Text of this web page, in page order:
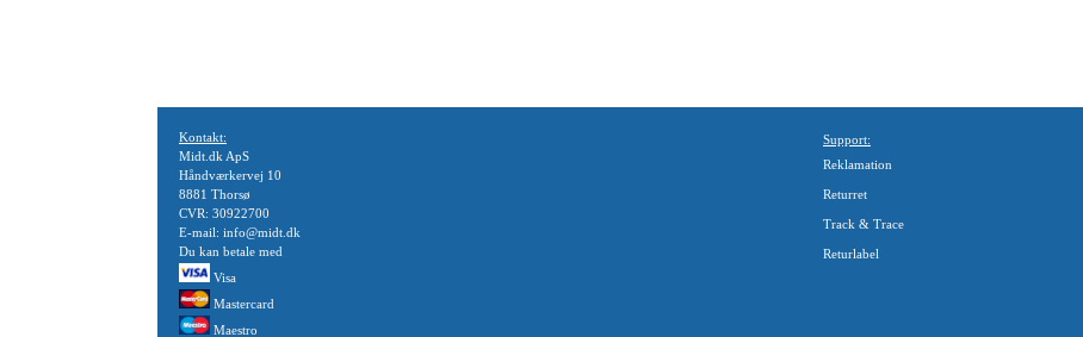
Kontakt:
Midt.dk ApS
Håndværkervej 10
8881 Thorsø
CVR: 30922700
E-mail: info@midt.dk
Du kan betale med
Visa
Mastercard
Maestro
Support:
Reklamation
Returret
Track & Trace
Returlabel